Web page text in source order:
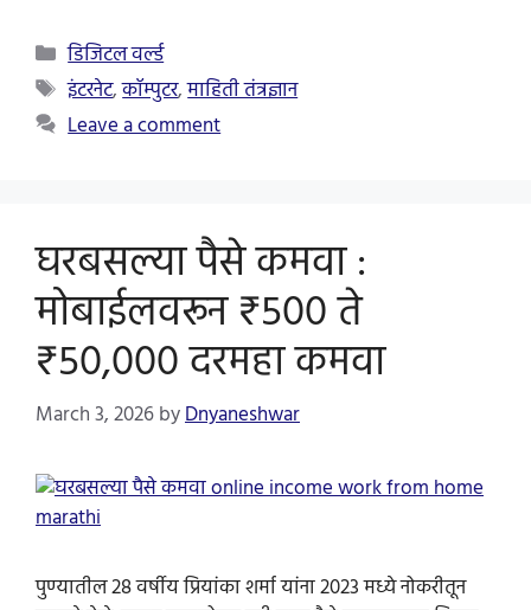
Categories
डिजिटल वर्ल्ड
Tags
इंटरनेट,कॉम्पुटर,माहिती तंत्रज्ञान
Leave a comment
घरबसल्या पैसे कमवा :
मोबाईलवरून ₹500 ते
₹50,000 दरमहा कमवा
March 3, 2026byDnyaneshwar
पुण्यातील 28 वर्षीय प्रियांका शर्मा यांना 2023 मध्ये नोकरीतून